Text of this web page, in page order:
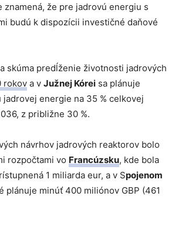
znamená, že pre jadrovú energiu s
budú k dispozícii investičné daňové
skúma predĺženie životnosti jadrových
rokov a v Južnej Kórei sa plánuje
energie na 35 % celkovej
z približne 30 %.
návrhov jadrových reaktorov bolo
rozpočtami vo Francúzsku, kde bola
1 miliarda eur, a v Spojenom
plánuje minúť 400 miliónov GBP (461